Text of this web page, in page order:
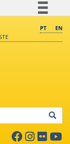
BR
PT
EN